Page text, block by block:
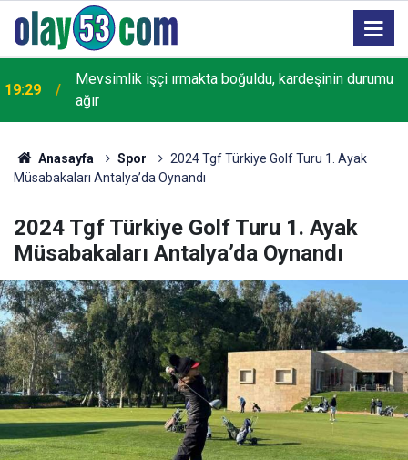
18:22 Rize'de "Yaşayan Miras Şöleni" başladı
Anasayfa Spor
2024 Tgf Türkiye Golf Turu 1. Ayak
Müsabakaları Antalya’da Oynandı
2024 Tgf Türkiye Golf Turu 1. Ayak
Müsabakaları Antalya’da Oynandı